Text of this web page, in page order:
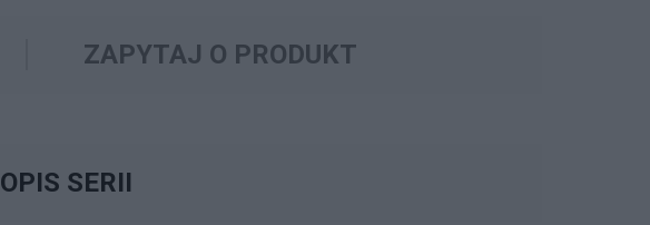
ZAPYTAJ O PRODUKT
OPIS SERII